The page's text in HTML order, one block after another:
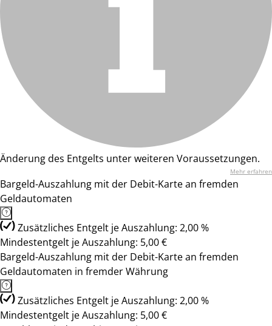
Änderung des Entgelts unter weiteren Voraussetzungen.
Mehr erfahren
Bargeld-Auszahlung mit der Debit-Karte an fremden
Geldautomaten
Zusätzliches Entgelt je Auszahlung: 2,00 %
Mindestentgelt je Auszahlung: 5,00 €
Bargeld-Auszahlung mit der Debit-Karte an fremden
Geldautomaten in fremder Währung
Zusätzliches Entgelt je Auszahlung: 2,00 %
Mindestentgelt je Auszahlung: 5,00 €